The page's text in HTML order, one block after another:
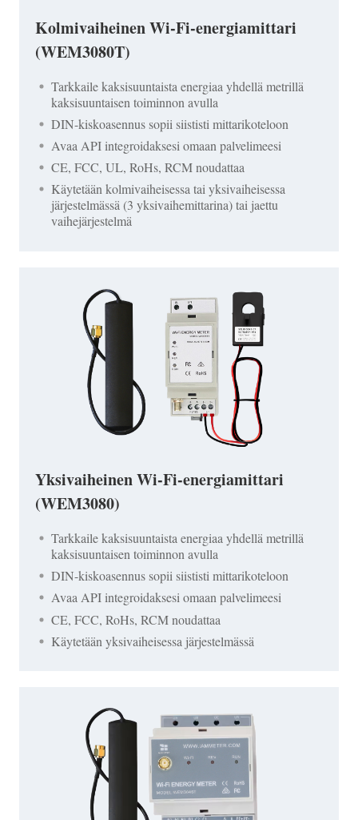
Kolmivaiheinen Wi-Fi-energiamittari
(WEM3080T)
Tarkkaile kaksisuuntaista energiaa yhdellä metrillä
kaksisuuntaisen toiminnon avulla
DIN-kiskoasennus sopii siististi mittarikoteloon
Avaa API integroidaksesi omaan palvelimeesi
CE, FCC, UL, RoHs, RCM noudattaa
Käytetään kolmivaiheisessa tai yksivaiheisessa
järjestelmässä (3 yksivaihemittarina) tai jaettu
vaihejärjestelmä
Yksivaiheinen Wi-Fi-energiamittari
(WEM3080)
Tarkkaile kaksisuuntaista energiaa yhdellä metrillä
kaksisuuntaisen toiminnon avulla
DIN-kiskoasennus sopii siististi mittarikoteloon
Avaa API integroidaksesi omaan palvelimeesi
CE, FCC, RoHs, RCM noudattaa
Käytetään yksivaiheisessa järjestelmässä